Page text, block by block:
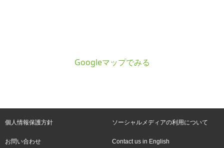
Googleマップでみる
個人情報保護方針 ソーシャルメディアの利用について
お問い合わせ Contact us in English